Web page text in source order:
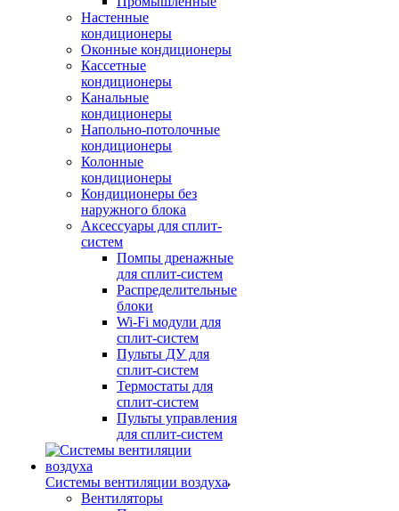
Настенные
кондиционеры
Оконные кондиционеры
Кассетные
кондиционеры
Канальные
кондиционеры
Напольно-потолочные
кондиционеры
Колонные
кондиционеры
Кондиционеры без
наружного блока
Аксессуары для сплит-
систем
Помпы дренажные
для сплит-систем
Распределительные
блоки
Wi-Fi модули для
сплит-систем
Пульты ДУ для
сплит-систем
Термостаты для
сплит-систем
Пульты управления
для сплит-систем
Системы вентиляции воздуха
Вентиляторы